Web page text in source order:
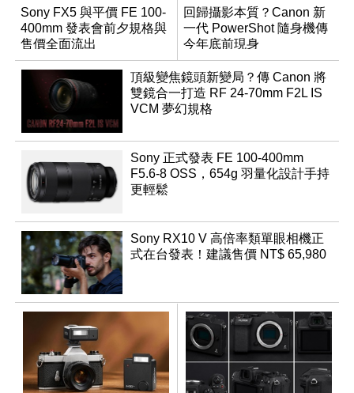
Sony FX5 與平價 FE 100-
400mm 發表會前夕規格與
售價全面流出
回歸攝影本質？Canon 新
一代 PowerShot 隨身機傳
今年底前現身
頂級變焦鏡頭新變局？傳 Canon 將
雙鏡合一打造 RF 24-70mm F2L IS
VCM 夢幻規格
Sony 正式發表 FE 100-400mm
F5.6-8 OSS，654g 羽量化設計手持
更輕鬆
Sony RX10 V 高倍率類單眼相機正
式在台發表！建議售價 NT$ 65,980